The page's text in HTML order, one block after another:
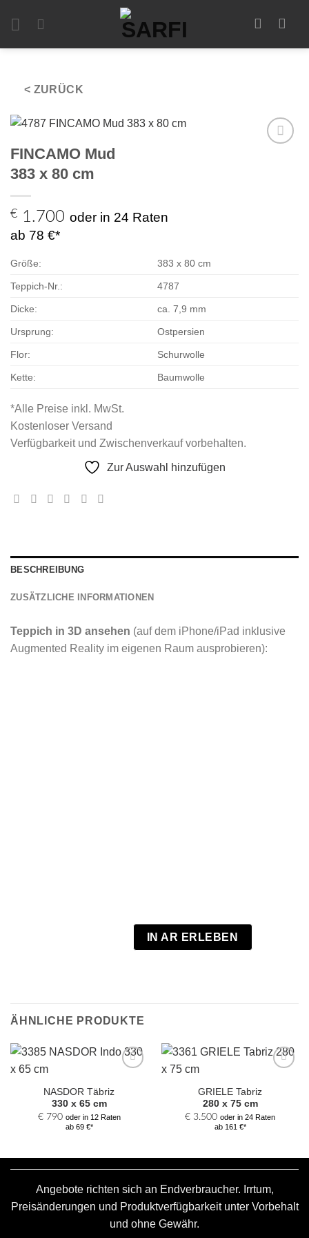
< ZURÜCK
FINCAMO Mud
383 x 80 cm
€ 1.700 oder in 24 Raten
ab 78 €*
Größe: 383 x 80 cm
Teppich-Nr.: 4787
Dicke: ca. 7,9 mm
Ursprung: Ostpersien
Flor: Schurwolle
Kette: Baumwolle
*Alle Preise inkl. MwSt.
Kostenloser Versand
Verfügbarkeit und Zwischenverkauf vorbehalten.
Zur Auswahl hinzufügen
BESCHREIBUNG
ZUSÄTZLICHE INFORMATIONEN
Teppich in 3D ansehen (auf dem iPhone/iPad inklusive
Augmented Reality im eigenen Raum ausprobieren):
IN AR ERLEBEN
ÄHNLICHE PRODUKTE
Auswahl
hinzufügen
NASDOR Täbriz
330 x 65 cm
€790 oder in 12 Raten
ab 69 €*
Auswahl
hinzufügen
GRIELE Tabriz
280 x 75 cm
€ 3.500 oder in 24 Raten
ab 161 €*
Angebote richten sich an Endverbraucher. Irrtum,
Preisänderungen und Produktverfügbarkeit unter Vorbehalt
und ohne Gewähr.